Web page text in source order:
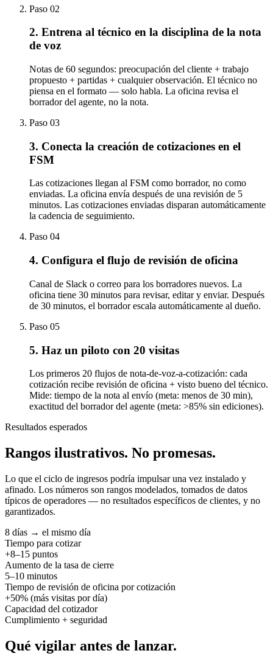
Paso 02
2. Entrena al técnico en la disciplina de la nota
de voz
Notas de 60 segundos: preocupación del cliente + trabajo
propuesto + partidas + cualquier observación. El técnico no
piensa en el formato — solo habla. La oficina revisa el
borrador del agente, no la nota.
Paso 03
3. Conecta la creación de cotizaciones en el
FSM
Las cotizaciones llegan al FSM como borrador, no como
enviadas. La oficina envía después de una revisión de 5
minutos. Las cotizaciones enviadas disparan automáticamente
la cadencia de seguimiento.
Paso 04
4. Configura el flujo de revisión de oficina
Canal de Slack o correo para los borradores nuevos. La
oficina tiene 30 minutos para revisar, editar y enviar. Después
de 30 minutos, el borrador escala automáticamente al dueño.
Paso 05
5. Haz un piloto con 20 visitas
Los primeros 20 flujos de nota-de-voz-a-cotización: cada
cotización recibe revisión de oficina + visto bueno del técnico.
Mide: tiempo de la nota al envío (meta: menos de 30 min),
exactitud del borrador del agente (meta: >85% sin ediciones).
Resultados esperados
Rangos ilustrativos. No promesas.
Lo que el ciclo de ingresos podría impulsar una vez instalado y
afinado. Los números son rangos modelados, tomados de datos
típicos de operadores — no resultados específicos de clientes, y no
garantizados.
8 días → el mismo día
Tiempo para cotizar
+8–15 puntos
Aumento de la tasa de cierre
5–10 minutos
Tiempo de revisión de oficina por cotización
+50% (más visitas por día)
Capacidad del cotizador
Cumplimiento + seguridad
Qué vigilar antes de lanzar.